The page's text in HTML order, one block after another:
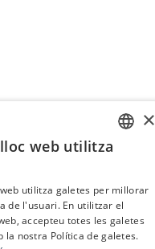
×
web utilitza
utilitza galetes per millorar
de l'usuari. En utilitzar el
accepteu totes les galetes
la nostra Política de galetes.